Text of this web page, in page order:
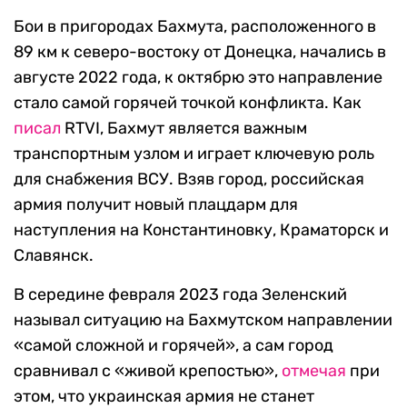
Бои в пригородах Бахмута, расположенного в
89 км к северо-востоку от Донецка, начались в
августе 2022 года, к октябрю это направление
стало самой горячей точкой конфликта. Как
писал RTVI, Бахмут является важным
транспортным узлом и играет ключевую роль
для снабжения ВСУ. Взяв город, российская
армия получит новый плацдарм для
наступления на Константиновку, Краматорск и
Славянск.
В середине февраля 2023 года Зеленский
называл ситуацию на Бахмутском направлении
«самой сложной и горячей», а сам город
сравнивал с «живой крепостью», отмечая при
этом, что украинская армия не станет